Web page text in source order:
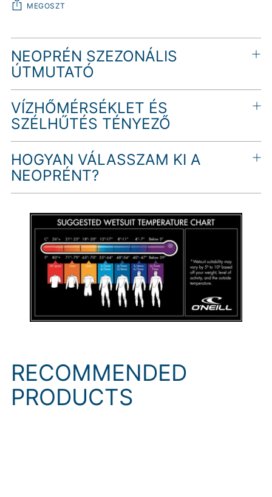
MEGOSZT
Termék
hozzáadása
a
kosárhoz
NEOPRÉN SZEZONÁLIS
ÚTMUTATÓ
VÍZHŐMÉRSÉKLET ÉS
SZÉLHŰTÉS TÉNYEZŐ
HOGYAN VÁLASSZAM KI A
NEOPRÉNT?
RECOMMENDED
PRODUCTS